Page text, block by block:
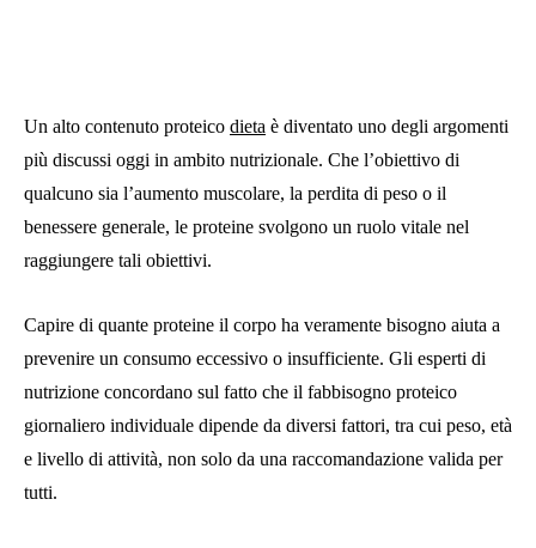
Un alto contenuto proteico dieta è diventato uno degli argomenti
più discussi oggi in ambito nutrizionale. Che l’obiettivo di
qualcuno sia l’aumento muscolare, la perdita di peso o il
benessere generale, le proteine ​​svolgono un ruolo vitale nel
raggiungere tali obiettivi.
Capire di quante proteine ​​il corpo ha veramente bisogno aiuta a
prevenire un consumo eccessivo o insufficiente. Gli esperti di
nutrizione concordano sul fatto che il fabbisogno proteico
giornaliero individuale dipende da diversi fattori, tra cui peso, età
e livello di attività, non solo da una raccomandazione valida per
tutti.